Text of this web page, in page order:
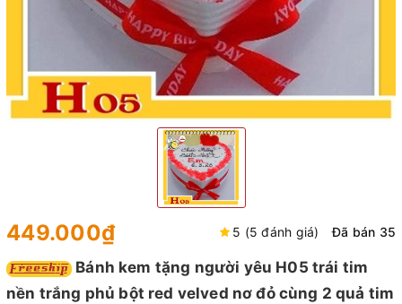
449.000₫ 5 (5 đánh giá) Đã bán 35
Bánh kem tặng người yêu H05 trái tim
nền trắng phủ bột red velved nơ đỏ cùng 2 quả tim